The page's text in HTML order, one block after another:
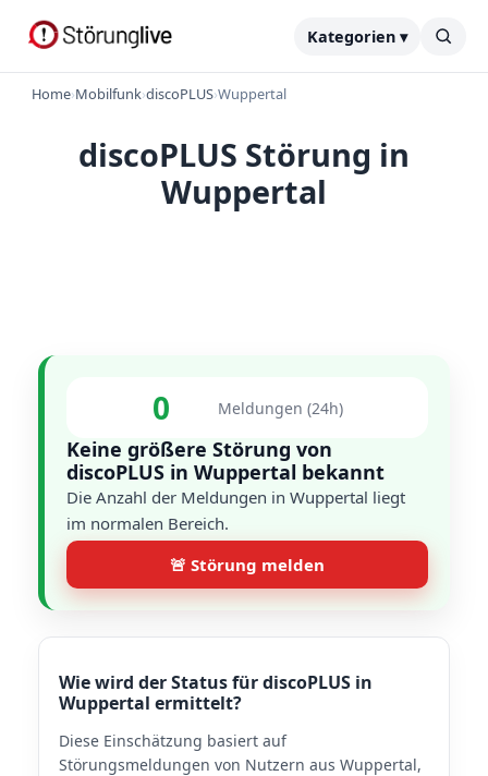
Kategorien ▾
Home›Mobilfunk›discoPLUS›Wuppertal
discoPLUS Störung in
Wuppertal
0 Meldungen (24h)
Keine größere Störung von
discoPLUS in Wuppertal bekannt
Die Anzahl der Meldungen in Wuppertal liegt
im normalen Bereich.
🚨 Störung melden
Wie wird der Status für discoPLUS in
Wuppertal ermittelt?
Diese Einschätzung basiert auf
Störungsmeldungen von Nutzern aus Wuppertal,